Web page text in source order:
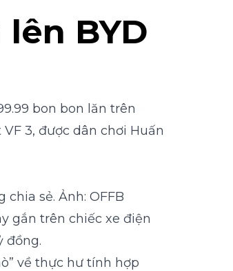
BYD
bon bon lăn trên
3, được dân chơi Huấn
sẻ. Ảnh: OFFB
gắn trên chiếc xe điện
đồng.
về thực hư tính hợp